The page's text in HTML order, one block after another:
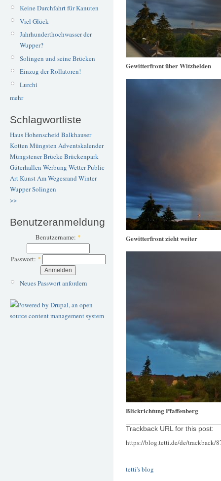
Keine Durchfahrt für Kanuten
Viel Glück
Jahrhunderthochwasser der
Wupper?
Solingen und seine Brücken
Einzug der Rollatoren!
Lurchi
mehr
Schlagwortliste
Haus Hohenscheid Balkhauser
Kotten Müngsten Adventskalender
Müngstener BrückeBrückenpark
Güterhallen Werbung WetterPublic
ArtKunstAm Wegesrand Winter
WupperSolingen
>>
Benutzeranmeldung
Benutzername: *
Passwort: *
Neues Passwort anfordern
Gewitterfront über Witzhelden
Gewitterfront zieht weiter
Blickrichtung Pfaffenberg
Trackback URL for this post:
https://blog.tetti.de/de/trackback/
tetti's blog